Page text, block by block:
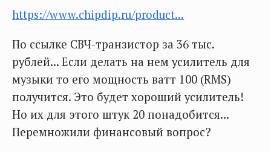
https://www.chipdip.ru/product...
По ссылке СВЧ-транзистор за 36 тыс.
рублей... Если делать на нем усилитель для
музыки то его мощность ватт 100 (RMS)
получится. Это будет хороший усилитель!
Но их для этого штук 20 понадобится...
Перемножили финансовый вопрос?